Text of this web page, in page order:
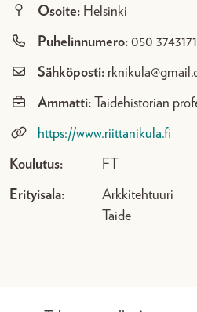
Osoite: Helsinki
Puhelinnumero: 050 3743171
Sähköposti:
Ammatti: Taidehistorian
https://www.riittanikula.fi
Koulutus: FT
Erityisala:
Arkkitehtuuri
Taide